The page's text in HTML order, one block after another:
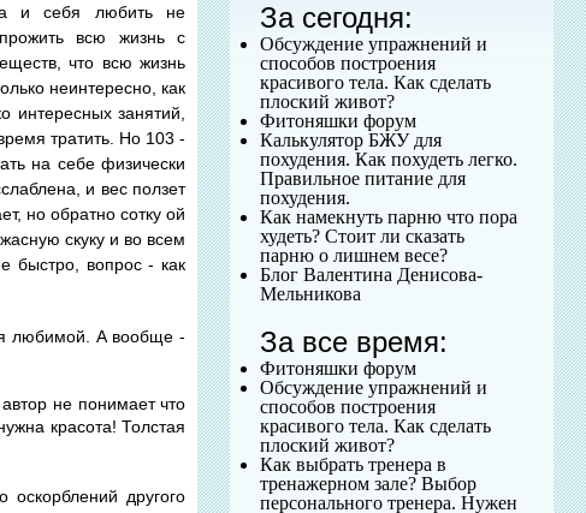
и себя любить не
всю жизнь с
что всю жизнь
неинтересно, как
интересных занятий,
тратить. Но 103 -
на себе физически
и вес ползет
но обратно сотку ой
скуку и во всем
быстро, вопрос - как
любимой. А вообще -
не понимает что
красота! Толстая
другого
За сегодня:
Обсуждение упражнений и
способов построения
красивого тела. Как сделать
плоский живот?
Фитоняшки форум
Калькулятор БЖУ для
похудения. Как похудеть легко.
Правильное питание для
похудения.
Как намекнуть парню что пора
худеть? Стоит ли сказать
парню о лишнем весе?
Блог Валентина Денисова-
Мельникова
За все время:
Фитоняшки форум
Обсуждение упражнений и
способов построения
красивого тела. Как сделать
плоский живот?
Как выбрать тренера в
тренажерном зале? Выбор
персонального тренера. Нужен